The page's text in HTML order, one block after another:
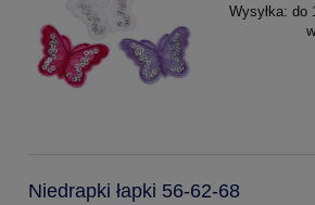
Wysyłka: do
Niedrapki łapki 56-62-68